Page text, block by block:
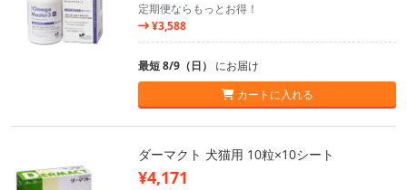
定期便ならもっとお得！
¥3,588
最短 8/9（日） にお届け
カートに入れる
ダーマクト 犬猫用 10粒×10シート
¥4,171